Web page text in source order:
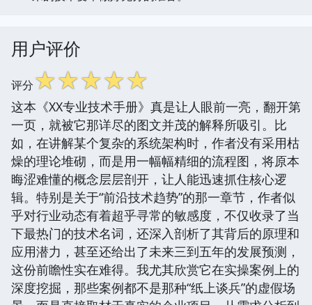
用户评价
评分☆☆☆☆☆
这本《XX专业技术手册》真是让人眼前一亮，翻开第
一页，就被它那详尽的图文并茂的解释所吸引。比
如，在讲解某个复杂的系统架构时，作者没有采用枯
燥的理论堆砌，而是用一幅幅精细的流程图，将原本
晦涩难懂的概念层层剖开，让人能迅速抓住核心逻
辑。特别是关于“前沿技术趋势”的那一章节，作者似
乎对行业动态有着超乎寻常的敏感度，不仅收录了当
下最热门的技术名词，还深入剖析了其背后的原理和
应用潜力，甚至还给出了未来三到五年的发展预测，
这份前瞻性实在难得。我尤其欣赏它在实操案例上的
深度挖掘，那些案例都不是那种“纸上谈兵”的虚假场